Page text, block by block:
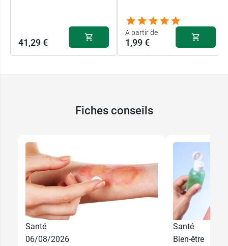
41,29 €
A partir de
1,99 €
Fiches conseils
Santé
06/08/2026
Santé
Bien-être